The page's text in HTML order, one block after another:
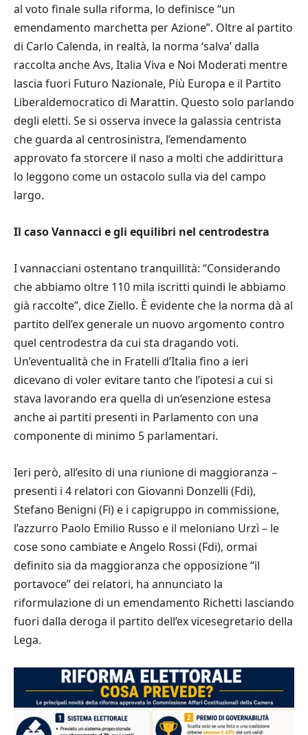
al voto finale sulla riforma, lo definisce “un
emendamento marchetta per Azione”. Oltre al partito
di Carlo Calenda, in realtà, la norma ‘salva’ dalla
raccolta anche Avs, Italia Viva e Noi Moderati mentre
lascia fuori Futuro Nazionale, Più Europa e il Partito
Liberaldemocratico di Marattin. Questo solo parlando
degli eletti. Se si osserva invece la galassia centrista
che guarda al centrosinistra, l’emendamento
approvato fa storcere il naso a molti che addirittura
lo leggono come un ostacolo sulla via del campo
largo.
Il caso Vannacci e gli equilibri nel centrodestra
I vannacciani ostentano tranquillità: “Considerando
che abbiamo oltre 110 mila iscritti quindi le abbiamo
già raccolte”, dice Ziello. È evidente che la norma dà al
partito dell’ex generale un nuovo argomento contro
quel centrodestra da cui sta dragando voti.
Un’eventualità che in Fratelli d’Italia fino a ieri
dicevano di voler evitare tanto che l’ipotesi a cui si
stava lavorando era quella di un’esenzione estesa
anche ai partiti presenti in Parlamento con una
componente di minimo 5 parlamentari.
Ieri però, all’esito di una riunione di maggioranza –
presenti i 4 relatori con Giovanni Donzelli (Fdi),
Stefano Benigni (Fi) e i capigruppo in commissione,
l’azzurro Paolo Emilio Russo e il meloniano Urzì – le
cose sono cambiate e Angelo Rossi (Fdi), ormai
definito sia da maggioranza che opposizione “il
portavoce” dei relatori, ha annunciato la
riformulazione di un emendamento Richetti lasciando
fuori dalla deroga il partito dell’ex vicesegretario della
Lega.